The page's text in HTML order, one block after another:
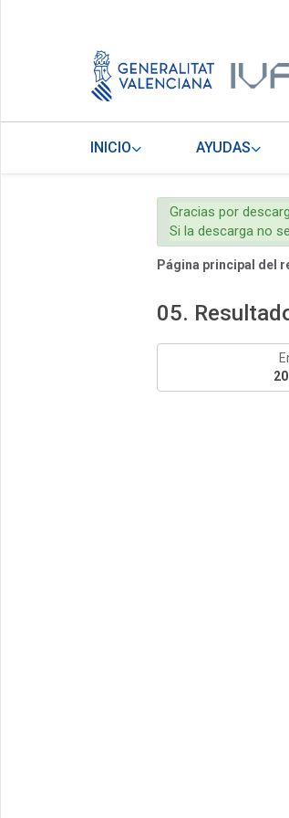
INICIO AYUDAS
Gracias por
Si la descarga no
Página principal del
05.